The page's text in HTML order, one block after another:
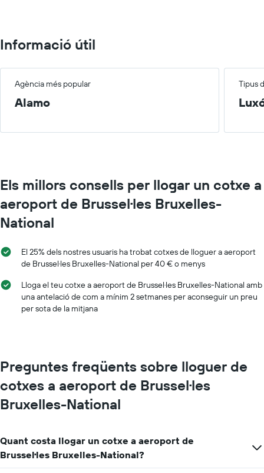
Informació útil
Agència més popular Tipus
Alamo
Els millors consells per llogar un cotxe a
aeroport de Brussel·les Bruxelles-
National
El 25% dels nostres usuaris ha trobat cotxes de lloguer a aeroport
de Brussel·les Bruxelles-National per 40 € o menys
Lloga el teu cotxe a aeroport de Brussel·les Bruxelles-National amb
una antelació de com a mínim 2 setmanes per aconseguir un preu
per sota de la mitjana
Preguntes freqüents sobre lloguer de
cotxes a aeroport de Brussel·les
Bruxelles-National
Quant costa llogar un cotxe a aeroport de
Brussel·les Bruxelles-National?